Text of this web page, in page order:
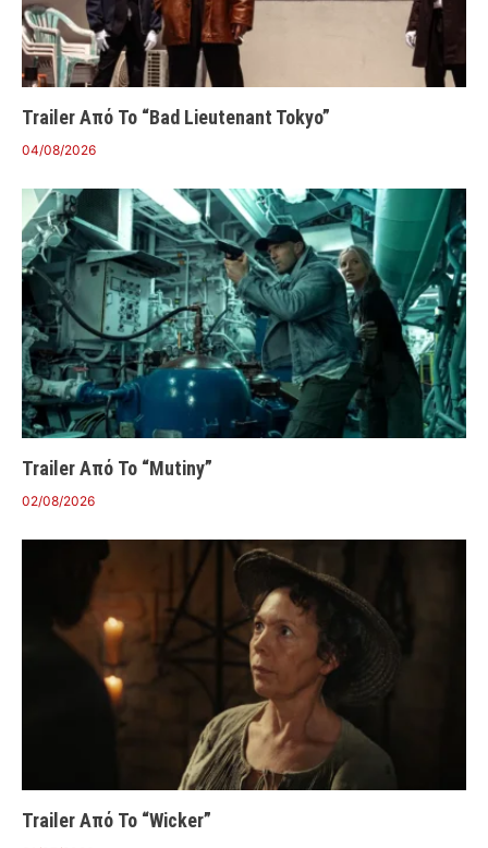
Trailer Από Το “Bad Lieutenant Tokyo”
04/08/2026
Trailer Από Το “Mutiny”
02/08/2026
Trailer Από Το “Wicker”